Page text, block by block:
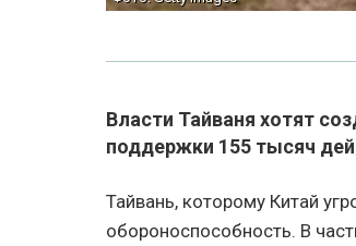
Власти Тайваня хотят
поддержки 155 тысяч
Тайвань, которому Китай
обороноспособность. В